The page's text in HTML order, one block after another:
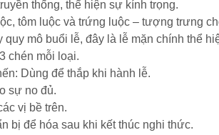
thống, thể hiện sự kính trọng.
tôm luộc và trứng luộc – tượng trưng
quy mô buổi lễ, đây là lễ mặn chính thể
chén mỗi loại.
Dùng để thắp khi hành lễ.
sự no đủ.
vị bề trên.
bị để hóa sau khi kết thúc nghi thức.